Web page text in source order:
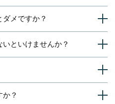
します。
装可能な物ならどんな小さな物で
キ・外塀・その他になんでも大丈
高圧洗浄だけなどの塗装以外の事
メですか？
施工内容などは写真や動画など
ご安心下さい。
といけませんか？
の組立などにどーしてもお願いし
来る限り対応いたしますが、より
ります。
埃などにより汚してしまう可能性が
？